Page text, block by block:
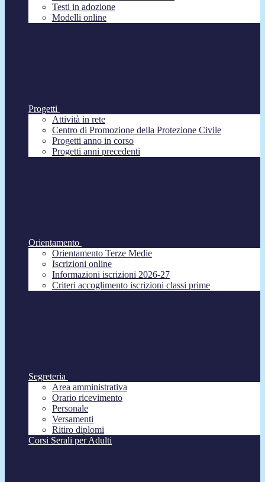
Testi in adozione
Modelli online
Progetti
Attività in rete
Centro di Promozione della Protezione Civile
Progetti anno in corso
Progetti anni precedenti
Orientamento
Orientamento Terze Medie
Iscrizioni online
Informazioni iscrizioni 2026-27
Criteri accoglimento iscrizioni classi prime
Segreteria
Area amministrativa
Orario ricevimento
Personale
Versamenti
Ritiro diplomi
Corsi Serali per Adulti